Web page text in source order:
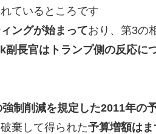
ているところです
ングが始まっており、第3の
副長官はトランプ側の反応に
強制削減を規定した2011年の
棄して得られた予算増額は